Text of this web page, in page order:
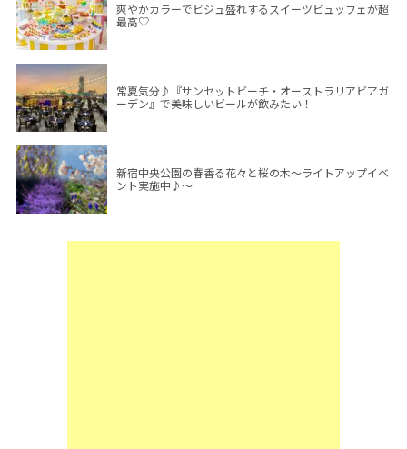
爽やかカラーでビジュ盛れするスイーツビュッフェが超
最高♡
常夏気分♪『サンセットビーチ・オーストラリアビアガ
ーデン』で美味しいビールが飲みたい！
新宿中央公園の春香る花々と桜の木～ライトアップイベ
ント実施中♪～